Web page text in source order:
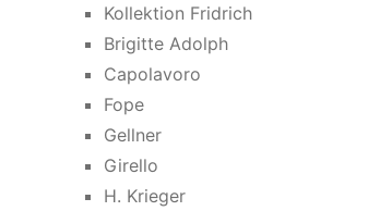
Kollektion Fridrich
Brigitte Adolph
Capolavoro
Fope
Gellner
Girello
H. Krieger